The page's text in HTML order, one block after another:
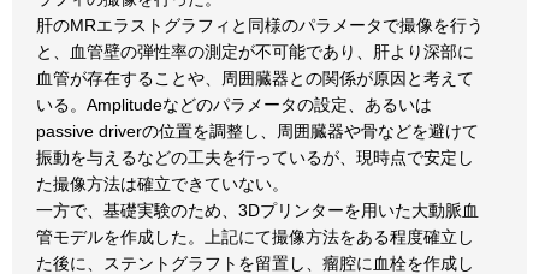
肝のMRエラストグラフィと同様のパラメータで撮像を行う
と、血管壁の弾性率の測定が不可能であり、肝より深部に
血管が存在することや、周囲臓器との関係が原因と考えて
いる。Amplitudeなどのパラメータの設定、あるいは
passive driverの位置を調整し、周囲臓器や骨などを避けて
振動を与えるなどの工夫を行っているが、現時点で安定し
た撮像方法は確立できていない。
一方で、基礎実験のため、3Dプリンターを用いた大動脈血
管モデルを作成した。上記にて撮像方法をある程度確立し
た後に、ステントグラフトを留置し、瘤腔に血栓を作成し